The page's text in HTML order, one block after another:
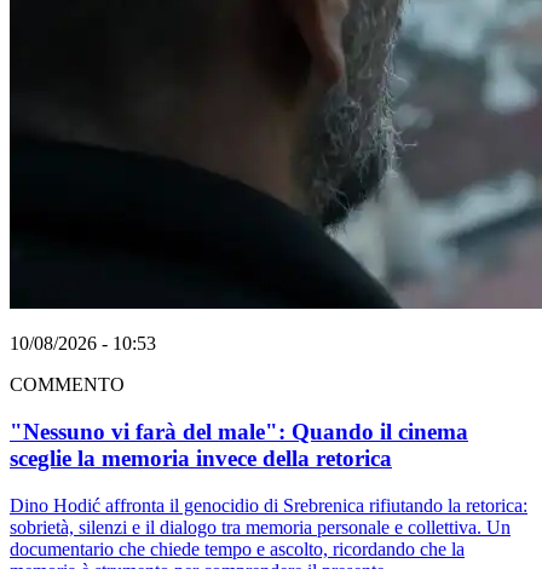
10/08/2026 - 10:53
COMMENTO
"Nessuno vi farà del male": Quando il cinema
sceglie la memoria invece della retorica
Dino Hodić affronta il genocidio di Srebrenica rifiutando la retorica:
sobrietà, silenzi e il dialogo tra memoria personale e collettiva. Un
documentario che chiede tempo e ascolto, ricordando che la